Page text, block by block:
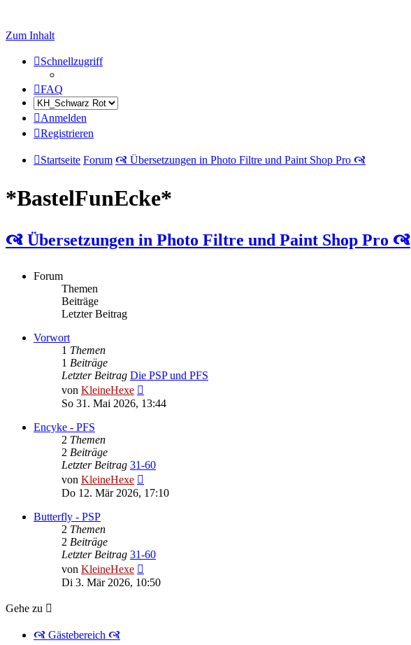
Zum Inhalt
Schnellzugriff
FAQ
Anmelden
Registrieren
Startseite Forum 🙧 Übersetzungen in Photo Filtre und Paint Shop Pro 🙧
*BastelFunEcke*
🙧 Übersetzungen in Photo Filtre und Paint Shop Pro 🙧
Forum
Themen
Beiträge
Letzter Beitrag
Vorwort
1 Themen
1 Beiträge
Letzter Beitrag Die PSP und PFS
von KleineHexe
Beitrag
So 31. Mai 2026, 13:44
Encyke - PFS
2 Themen
2 Beiträge
Letzter Beitrag 31-60
von KleineHexe
Beitrag
Do 12. Mär 2026, 17:10
Butterfly - PSP
2 Themen
2 Beiträge
Letzter Beitrag 31-60
von KleineHexe
Beitrag
Di 3. Mär 2026, 10:50
Gehe zu
🙧 Gästebereich 🙧